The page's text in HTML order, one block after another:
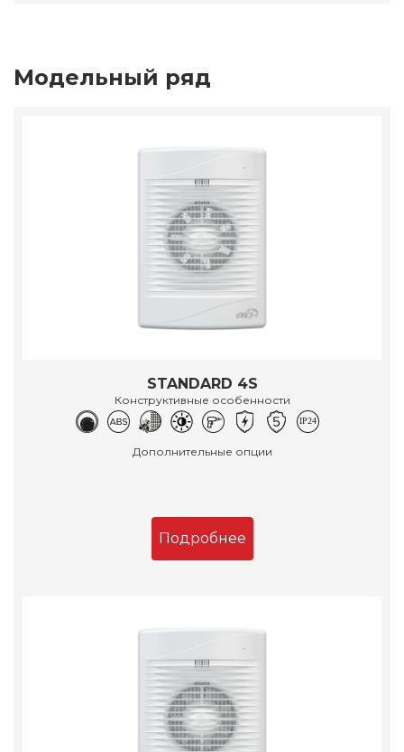
Модельный ряд
STANDARD 4S
Конструктивные особенности
Дополнительные опции
Подробнее